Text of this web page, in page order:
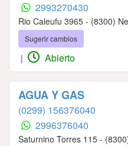
2993270430
Rio Caleufu 3965 - (8300)
Sugerir cambios
| Abierto
AGUA Y GAS
(0299) 156376040
2996376040
Saturnino Torres 115 -